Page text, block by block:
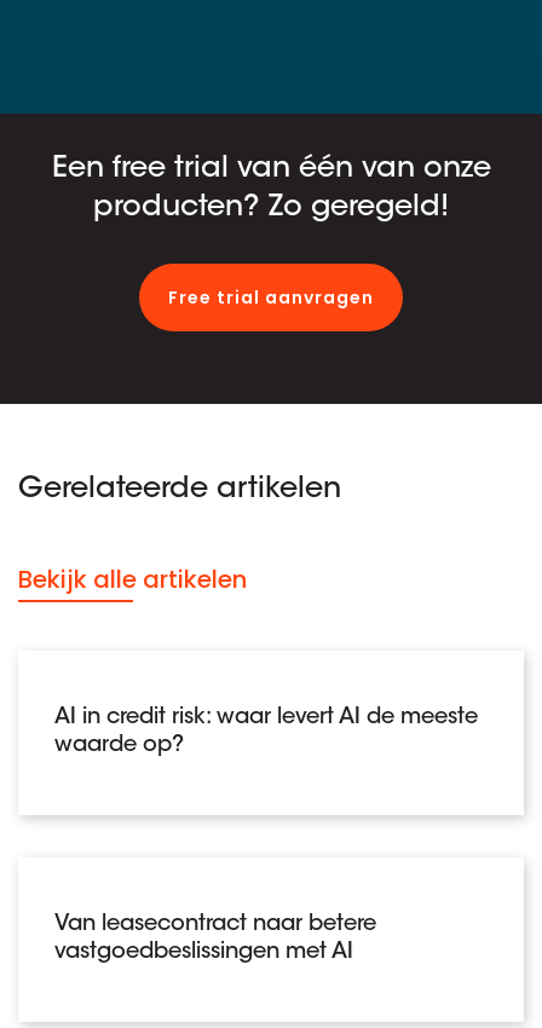
Een free trial van één van onze
producten? Zo geregeld!
Free trial aanvragen
Gerelateerde artikelen
Bekijk alle artikelen
AI in credit risk: waar levert AI de meeste
waarde op?
Van leasecontract naar betere
vastgoedbeslissingen met AI